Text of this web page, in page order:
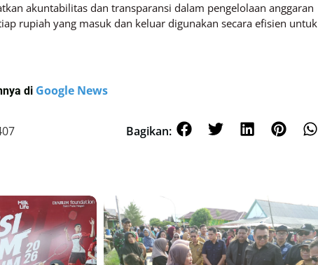
akuntabilitas dan transparansi dalam pengelolaan anggaran
rupiah yang masuk dan keluar digunakan secara efisien untuk
di Google News
Bagikan: